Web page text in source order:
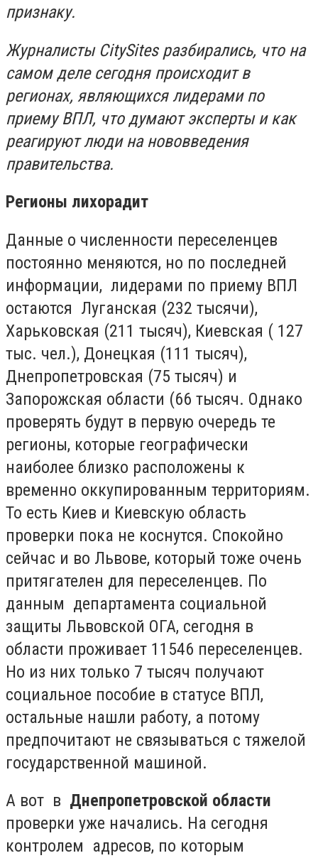
признаку.
Журналисты CitySites разбирались, что на
самом деле сегодня происходит в
регионах, являющихся лидерами по
приему ВПЛ, что думают эксперты и как
реагируют люди на нововведения
правительства.
Регионы лихорадит
Данные о численности переселенцев
постоянно меняются, но по последней
информации, лидерами по приему ВПЛ
остаются Луганская (232 тысячи),
Харьковская (211 тысяч), Киевская ( 127
тыс. чел.), Донецкая (111 тысяч),
Днепропетровская (75 тысяч) и
Запорожская области (66 тысяч. Однако
проверять будут в первую очередь те
регионы, которые географически
наиболее близко расположены к
временно оккупированным территориям.
То есть Киев и Киевскую область
проверки пока не коснутся. Спокойно
сейчас и во Львове, который тоже очень
притягателен для переселенцев. По
данным департамента социальной
защиты Львовской ОГА, сегодня в
области проживает 11546 переселенцев.
Но из них только 7 тысяч получают
социальное пособие в статусе ВПЛ,
остальные нашли работу, а потому
предпочитают не связываться с тяжелой
государственной машиной.
А вот в Днепропетровской области
проверки уже начались. На сегодня
контролем адресов, по которым